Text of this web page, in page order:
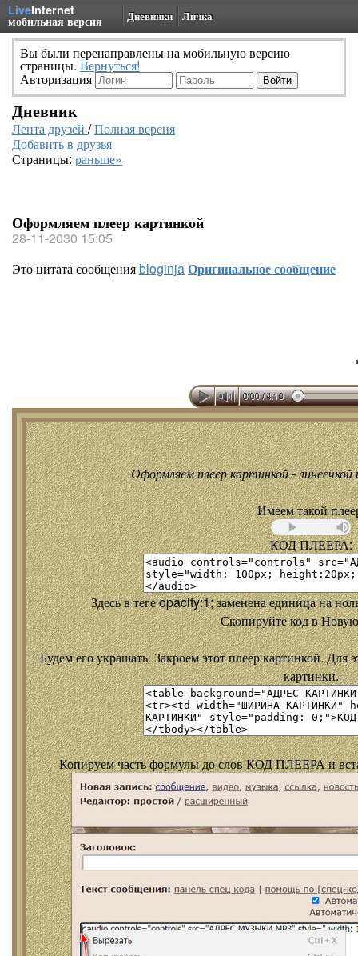
LiveInternet
мобильная версия Дневники Личка
Вы были перенаправлены на мобильную версию
страницы. Вернуться!
Авторизация
Дневник
Лента друзей /Полная версия
Добавить в друзья
Страницы: раньше»
Оформляем плеер картинкой
28-11-2030 15:05
Это цитата сообщенияbloginjaОригинальное сообщение
Оформляем плеер картинкой - линеечкой
Имеем такой
КОД ПЛЕЕРА:
Здесь в теге opacity:1; заменена единица на
Скопируйте код в
Будем его украшать. Закроем этот плеер картинкой. Для
картинки.
Копируем часть формулы до слов КОД ПЛЕЕРА и